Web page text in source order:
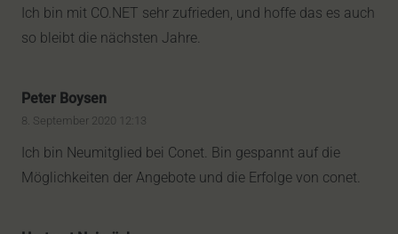
Ich bin mit CO.NET sehr zufrieden, und hoffe das es auch
so bleibt die nächsten Jahre.
Peter Boysen
8. September 2020 12:13
Ich bin Neumitglied bei Conet. Bin gespannt auf die
Möglichkeiten der Angebote und die Erfolge von conet.